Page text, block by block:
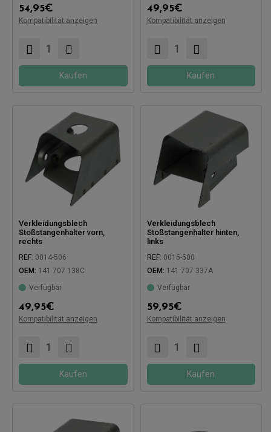
54,95€
Kompatibilität anzeigen
Kaufen
49,95€
Kompatibilität anzeigen
Kaufen
Verkleidungsblech
Stoßstangenhalter vorn,
rechts
REF: 0014-506
OEM: 141 707 138C
Verfügbar
49,95€
Kompatibilität anzeigen
Kaufen
Verkleidungsblech
Stoßstangenhalter hinten,
links
REF: 0015-500
OEM: 141 707 337A
Verfügbar
59,95€
Kompatibilität anzeigen
Kaufen